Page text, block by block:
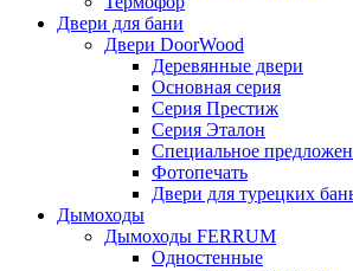
Двери для бани
Двери DoorWood
Деревянные двери
Основная серия
Серия Престиж
Серия Эталон
Специальное
Фотопечать
Двери для турецких
Дымоходы
Дымоходы FERRUM
Одностенные